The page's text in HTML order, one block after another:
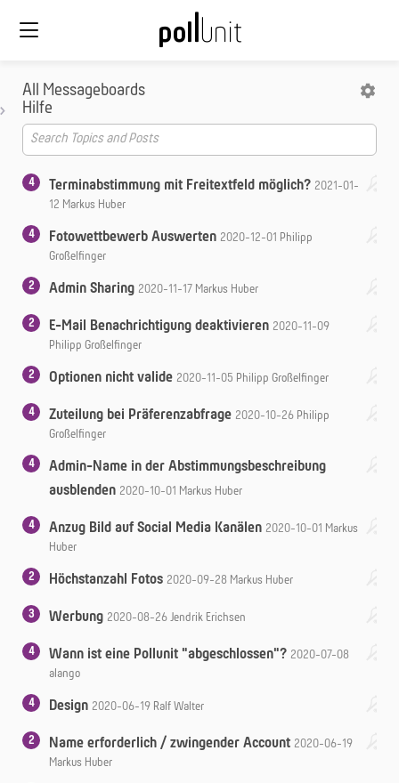
All Messageboards
Hilfe
4 Terminabstimmung mit Freitextfeld möglich? 2021-01-
12 Markus Huber
4 Fotowettbewerb Auswerten 2020-12-01 Philipp
Großelfinger
2 Admin Sharing 2020-11-17 Markus Huber
2 E-Mail Benachrichtigung deaktivieren 2020-11-09
Philipp Großelfinger
2 Optionen nicht valide 2020-11-05 Philipp Großelfinger
4 Zuteilung bei Präferenzabfrage 2020-10-26 Philipp
Großelfinger
4
Admin-Name in der Abstimmungsbeschreibung
ausblenden 2020-10-01 Markus Huber
4 Anzug Bild auf Social Media Kanälen 2020-10-01 Markus
Huber
2 Höchstanzahl Fotos 2020-09-28 Markus Huber
3 Werbung 2020-08-26 Jendrik Erichsen
4 Wann ist eine Pollunit "abgeschlossen"? 2020-07-08
alango
4 Design 2020-06-19 Ralf Walter
2 Name erforderlich / zwingender Account 2020-06-19
Markus Huber